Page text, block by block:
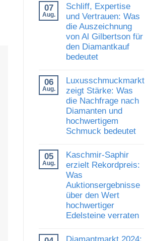
07
Aug.
Schliff, Expertise
und Vertrauen: Was
die Auszeichnung
von Al Gilbertson für
den Diamantkauf
bedeutet
zu
Schliff,
Expertise
und
Vertrauen:
Was
die
Auszeichnung
Gilbertson
für
den
Diamantkauf
bedeutet
06
Aug.
Luxusschmuckmarkt
zeigt Stärke: Was
die Nachfrage nach
Diamanten und
hochwertigem
Schmuck bedeutet
zu
Luxusschmuckmarkt
zeigt
Stärke:
Was
die
Nachfrage
nach
Diamanten
und
05
Aug.
Kaschmir-Saphir
erzielt Rekordpreis:
Was
Auktionsergebnisse
über den Wert
hochwertiger
Edelsteine verraten
Diamantmarkt 2024: